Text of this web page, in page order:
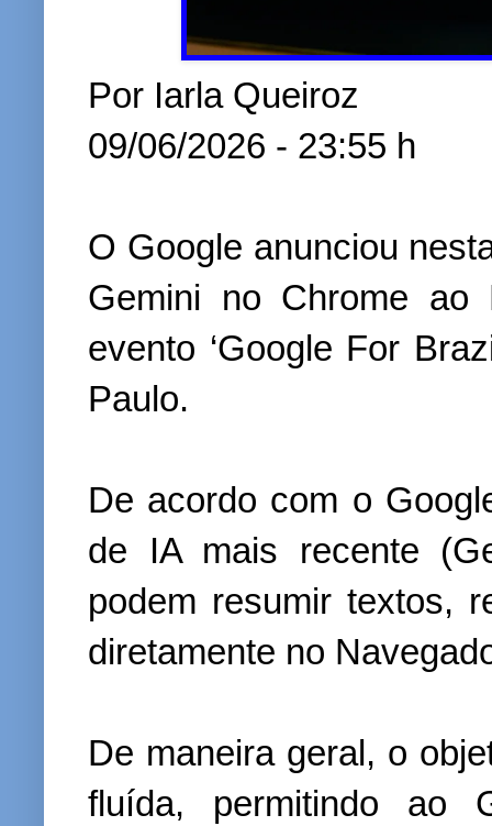
Por Iarla Queiroz
09/06/2026 - 23:55 h
O Google anunciou
Gemini no Chrome
evento ‘Google For
Paulo.
De acordo com o
de IA mais recente
podem resumir textos,
diretamente no
De maneira geral, o
fluída, permitindo ao